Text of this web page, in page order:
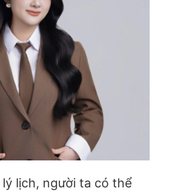
lịch, người ta có thể